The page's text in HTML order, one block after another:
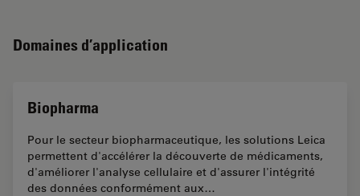
Domaines d’application
Biopharma
Pour le secteur biopharmaceutique, les solutions Leica
permettent d'accélérer la découverte de médicaments,
d'améliorer l'analyse cellulaire et d'assurer l'intégrité
des données conformément aux…